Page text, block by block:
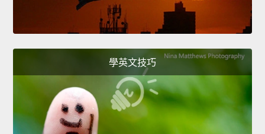
學英文技巧